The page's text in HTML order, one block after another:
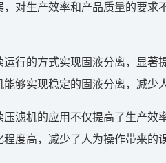
，对生产效率和产品质量的要
运行的方式实现固液分离，显
够实现稳定的固液分离，减少
滤机的应用不仅提高了生产
度高，减少了人为操作带来的